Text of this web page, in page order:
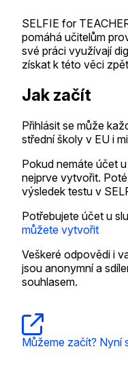
SELFIE for
pomáhá učitelům
své práci využívají
získat k této věci
Jak začít
Přihlásit se může
střední školy v EU i
Pokud nemáte účet
nejprve vytvořit.
výsledek testu v
Potřebujete účet u
můžete vytvořit
Veškeré odpovědi i
jsou anonymní a
souhlasem.
Můžeme začít? Nyní